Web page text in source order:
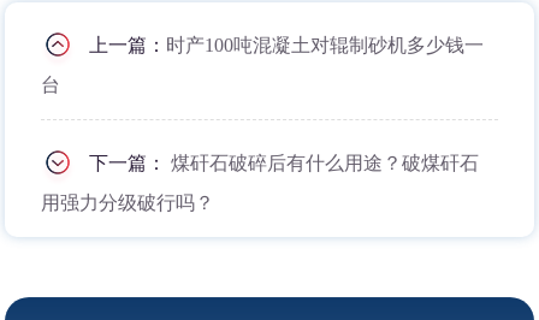
上一篇： 时产100吨混凝土对辊制砂机多少钱一
台
下一篇：煤矸石破碎后有什么用途？破煤矸石
用强力分级破行吗？